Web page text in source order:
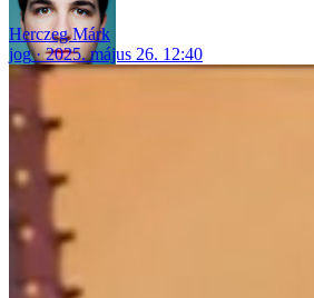
Herczeg Márk
jog
2025. május 26. 12:40